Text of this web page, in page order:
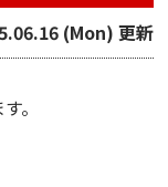
(Mon) 更新
。